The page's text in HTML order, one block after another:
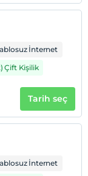
İnternet
Çift Kişilik
Tarih seç
İnternet